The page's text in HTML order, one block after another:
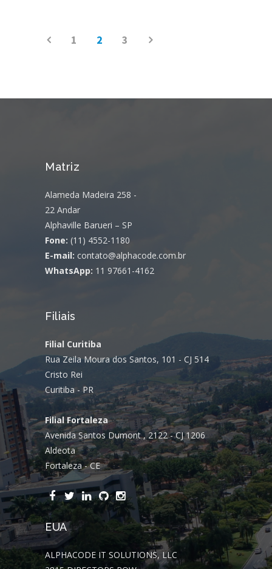
1 2 3
Matriz
Alameda Madeira 258 -
22 Andar
Alphaville Barueri – SP
Fone: (11) 4552-1180
E-mail: contato@alphacode.com.br
WhatsApp: 11 97661-4162
Filiais
Filial Curitiba
Rua Zeila Moura dos Santos, 101 - CJ 514
Cristo Rei
Curitiba - PR
Filial Fortaleza
Avenida Santos Dumont , 2122 - CJ 1206
Aldeota
Fortaleza - CE
EUA
ALPHACODE IT SOLUTIONS, LLC